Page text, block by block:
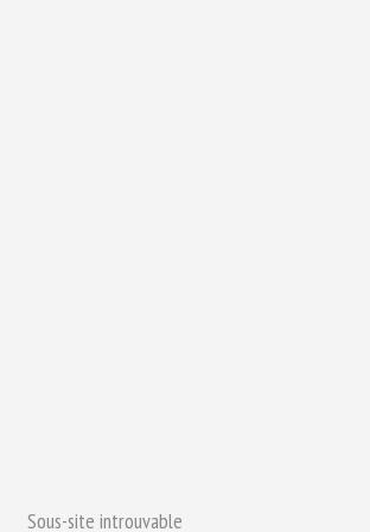
Sous-site introuvable